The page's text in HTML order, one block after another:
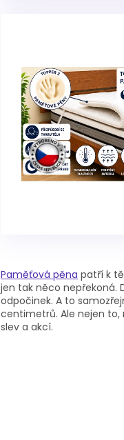
Paměťová pěna patří k
jen tak něco
odpočinek. A to
centimetrů. Ale nejen to,
slev a akcí.